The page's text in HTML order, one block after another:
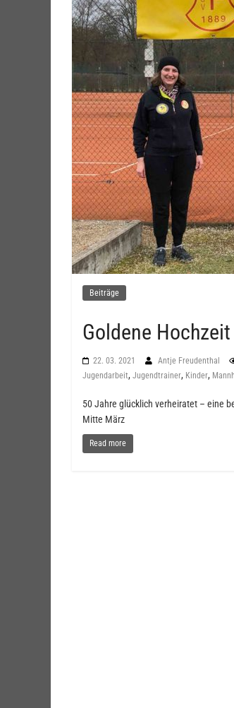
Beiträge
Goldene
22. 03. 2021 Antje Freudenthal
Jugendarbeit, Jugendtrainer, Kinder,
50 Jahre glücklich verheiratet – eine
Mitte März
Read more